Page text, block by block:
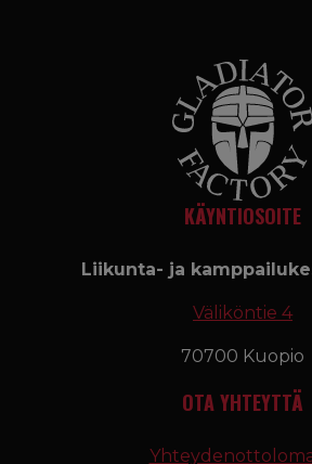
KÄYNTIOSOITE
Liikunta- ja
Väliköntie 4
70700 Kuopio
OTA YHTEYTTÄ